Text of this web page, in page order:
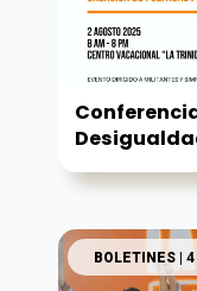
BOLETINES| 4